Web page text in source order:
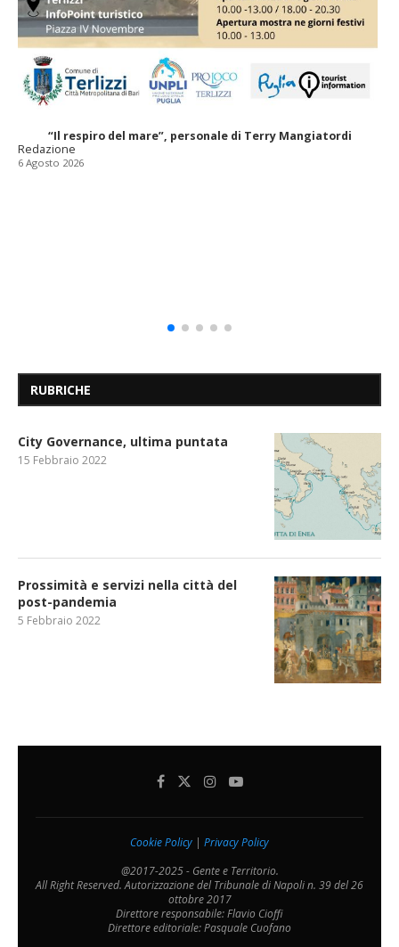
“Il respiro del mare”, personale di Terry Mangiatordi
Redazione
6 Agosto 2026
RUBRICHE
City Governance, ultima puntata
15 Febbraio 2022
Prossimità e servizi nella città del
post-pandemia
5 Febbraio 2022
Cookie Policy | Privacy Policy
@2017-2025 - Gente e Territorio.
All Right Reserved. Autorizzazione del Tribunale di Napoli n. 39 del 26
ottobre 2017
Direttore responsabile: Flavio Cioffi
Direttore editoriale: Pasquale Cuofano